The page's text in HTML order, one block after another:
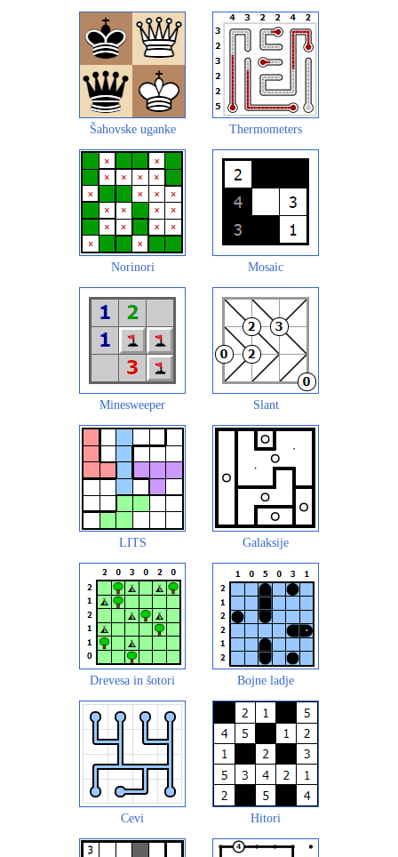
Šahovske uganke Thermometers
Norinori Mosaic
Minesweeper Slant
LITS Galaksije
Drevesa in šotori Bojne ladje
Cevi Hitori